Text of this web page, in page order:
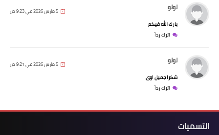
لولو 5 مارس 2026 في 9:23 ص
بارك الله فيكم
اترك رداً
لولو 5 مارس 2026 في 9:21 ص
شكرا جميل اوى
اترك رداً
التسميات